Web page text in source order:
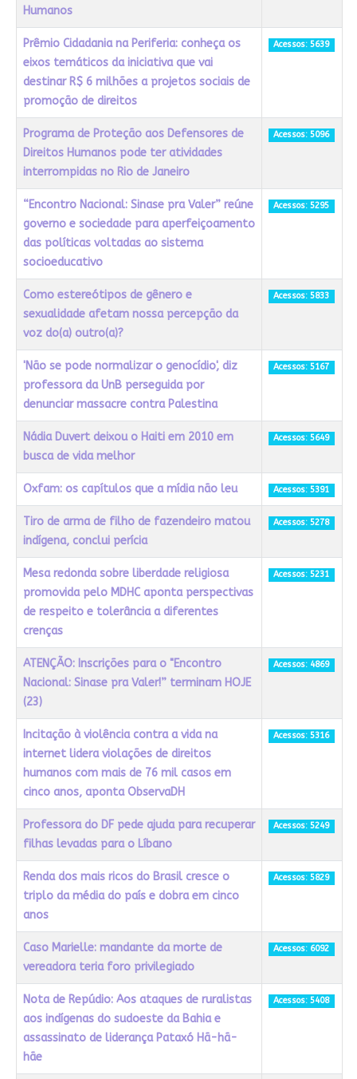
Humanos
Prêmio Cidadania na Periferia: conheça os
eixos temáticos da iniciativa que vai
destinar R$ 6 milhões a projetos sociais de
promoção de direitos
Acessos: 5639
Programa de Proteção aos Defensores de
Direitos Humanos pode ter atividades
interrompidas no Rio de Janeiro
Acessos: 5096
“Encontro Nacional: Sinase pra Valer” reúne
governo e sociedade para aperfeiçoamento
das políticas voltadas ao sistema
socioeducativo
Acessos: 5295
Como estereótipos de gênero e
sexualidade afetam nossa percepção da
voz do(a) outro(a)?
Acessos: 5833
'Não se pode normalizar o genocídio', diz
professora da UnB perseguida por
denunciar massacre contra Palestina
Acessos: 5167
Nádia Duvert deixou o Haiti em 2010 em
busca de vida melhor
Acessos: 5649
Oxfam: os capítulos que a mídia não leu Acessos: 5391
Tiro de arma de filho de fazendeiro matou
indígena, conclui perícia
Acessos: 5278
Mesa redonda sobre liberdade religiosa
promovida pelo MDHC aponta perspectivas
de respeito e tolerância a diferentes
crenças
Acessos: 5231
ATENÇÃO: Inscrições para o "Encontro
Nacional: Sinase pra Valer!” terminam HOJE
(23)
Acessos: 4869
Incitação à violência contra a vida na
internet lidera violações de direitos
humanos com mais de 76 mil casos em
cinco anos, aponta ObservaDH
Acessos: 5316
Professora do DF pede ajuda para recuperar
filhas levadas para o Líbano
Acessos: 5249
Renda dos mais ricos do Brasil cresce o
triplo da média do país e dobra em cinco
anos
Acessos: 5829
Caso Marielle: mandante da morte de
vereadora teria foro privilegiado
Acessos: 6092
Nota de Repúdio: Aos ataques de ruralistas
aos indígenas do sudoeste da Bahia e
assassinato de liderança Pataxó Hã-hã-
hãe
Acessos: 5408